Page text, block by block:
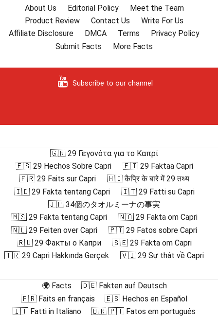
About Us Editorial Policy
Meet the Team
Product Review
Contact Us
Write For Us
Affiliate Disclosure
DMCA Terms
Privacy Policy
Submit Facts
More Facts
Subscribe to our channel
🇬🇷 29 Γεγονότα για το Καπρί
🇪🇸 29 Hechos Sobre Capri
🇫🇮 29 Faktaa Capri
🇫🇷 29 Faits sur Capri
🇭🇮 कैप्रि के बारे में 29 तथ्य
🇮🇩 29 Fakta tentang Capri
🇮🇹 29 Fatti su Capri
🇯🇵 34個のタオルミーナの事実
🇲🇸 29 Fakta tentang Capri
🇳🇴 29 Fakta om Capri
🇳🇱 29 Feiten over Capri
🇵🇹 29 Fatos sobre Capri
🇷🇺 29 Факты о Капри
🇸🇪 29 Fakta om Capri
🇹🇷 29 Capri Hakkında Gerçek
🇻🇮 29 Sự thật về Capri
🌍 Facts
🇩🇪 Fakten auf Deutsch
🇫🇷 Faits en français
🇪🇸 Hechos en Español
🇮🇹 Fatti in Italiano
🇧🇷 🇵🇹 Fatos em português